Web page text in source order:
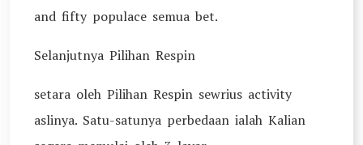
and fifty populace semua bet.
Selanjutnya Pilihan Respin
setara oleh Pilihan Respin sewrius activity
aslinya. Satu-satunya perbedaan ialah Kalian